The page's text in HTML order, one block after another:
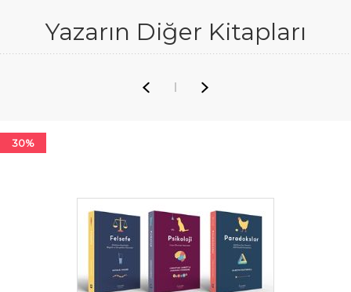
Yazarın Diğer Kitapları
30%